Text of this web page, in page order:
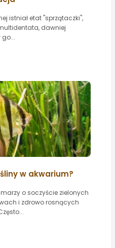
istniał etat "sprzątaczki",
dawniej
w akwarium?
o soczyście zielonych
i zdrowo rosnących